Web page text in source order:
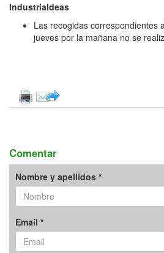
Industrialdeas
Las recogidas correspondientes
jueves por la mañana no se
Comentar
Nombre y apellidos *
Email *